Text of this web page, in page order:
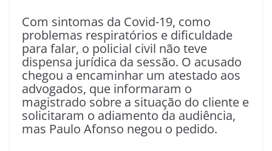
Com sintomas da Covid-19, como
problemas respiratórios e dificuldade
para falar, o policial civil não teve
dispensa jurídica da sessão. O acusado
chegou a encaminhar um atestado aos
advogados, que informaram o
magistrado sobre a situação do cliente e
solicitaram o adiamento da audiência,
mas Paulo Afonso negou o pedido.